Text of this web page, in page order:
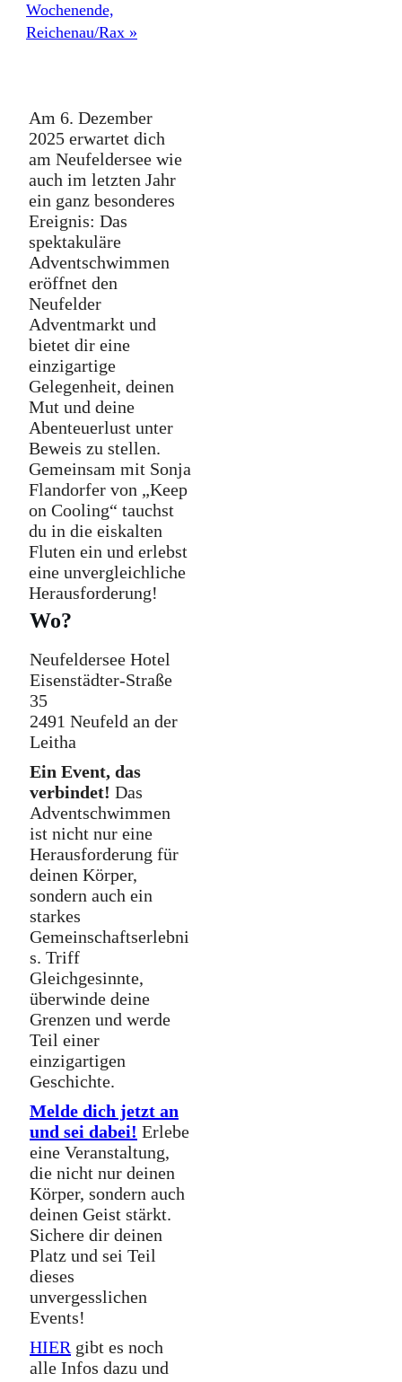
Wochenende,
Reichenau/Rax »
Am 6. Dezember
2025 erwartet dich
am Neufeldersee wie
auch im letzten Jahr
ein ganz besonderes
Ereignis: Das
spektakuläre
Adventschwimmen
eröffnet den
Neufelder
Adventmarkt und
bietet dir eine
einzigartige
Gelegenheit, deinen
Mut und deine
Abenteuerlust unter
Beweis zu stellen.
Gemeinsam mit Sonja
Flandorfer von „Keep
on Cooling“ tauchst
du in die eiskalten
Fluten ein und erlebst
eine unvergleichliche
Herausforderung!
Wo?
Neufeldersee Hotel
Eisenstädter-Straße
35
2491 Neufeld an der
Leitha
Ein Event, das
verbindet! Das
Adventschwimmen
ist nicht nur eine
Herausforderung für
deinen Körper,
sondern auch ein
starkes
Gemeinschaftserlebni
s. Triff
Gleichgesinnte,
überwinde deine
Grenzen und werde
Teil einer
einzigartigen
Geschichte.
Melde dich jetzt an
und sei dabei! Erlebe
eine Veranstaltung,
die nicht nur deinen
Körper, sondern auch
deinen Geist stärkt.
Sichere dir deinen
Platz und sei Teil
dieses
unvergesslichen
Events!
HIER gibt es noch
alle Infos dazu und